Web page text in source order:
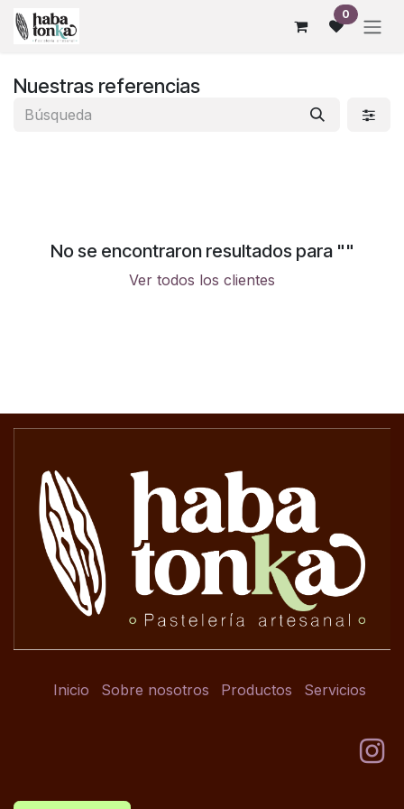
Ir al contenido 0
Nuestras referencias
No se encontraron resultados para ""
Ver todos los clientes
Inicio Sobre nosotros Productos Servicios